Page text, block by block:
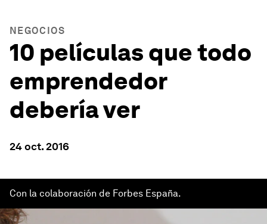
NEGOCIOS
10 películas que todo
emprendedor
debería ver
24 oct. 2016
Con la colaboración de Forbes España.